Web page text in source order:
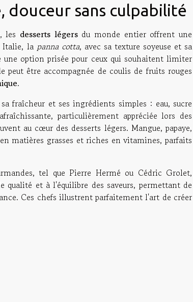
douceur sans culpabilité
les desserts légersdu monde entier offrent une
Italie, la panna cotta, avec sa texture soyeuse et sa
option prisée pour ceux qui souhaitent limiter
peut être accompagnée de coulis de fruits rouges
.
fraîcheur et ses ingrédients simples : eau, sucre
particulièrement appréciée lors des
au cœur des desserts légers. Mangue, papaye,
matières grasses et riches en vitamines, parfaits
tel que Pierre Hermé ou Cédric Grolet,
et à l'équilibre des saveurs, permettant de
Ces chefs illustrent parfaitement l'art de créer